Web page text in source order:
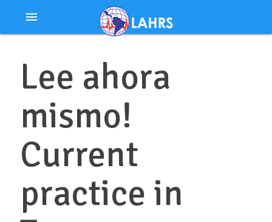
menu
Lee ahora
mismo!
Current
practice in